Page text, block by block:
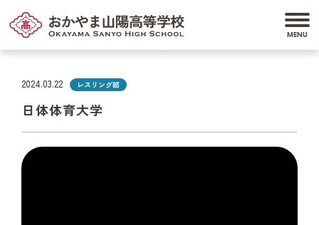
2024.03.22 レスリング部
日体体育大学